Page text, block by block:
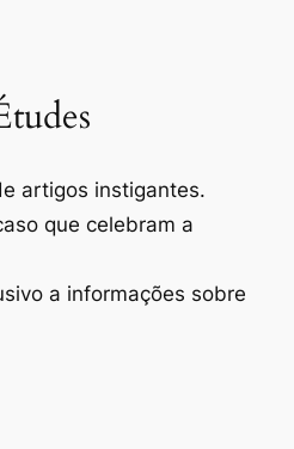
artigos instigantes.
que celebram a
a informações sobre